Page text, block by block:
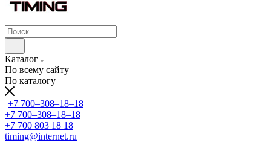
Каталог
По всему сайту
По каталогу
+7 700‒308‒18‒18
+7 700‒308‒18‒18
+7 700 803 18 18
timing@internet.ru